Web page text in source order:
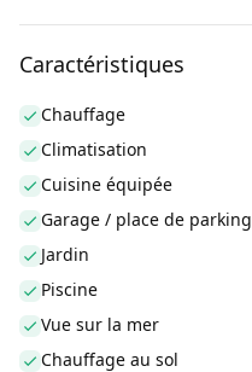
Caractéristiques
Chauffage
Climatisation
Cuisine équipée
Garage / place de parking
Jardin
Piscine
Vue sur la mer
Chauffage au sol